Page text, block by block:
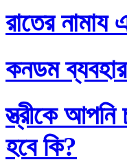
রাতের
কনডম
স্ত্রীকে
হবে কি?